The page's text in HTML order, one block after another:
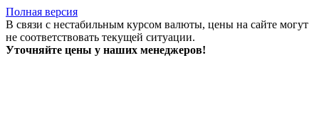
Полная версия
В связи с нестабильным курсом валюты, цены на сайте могут
не соответствовать текущей ситуации.
Уточняйте цены у наших менеджеров!